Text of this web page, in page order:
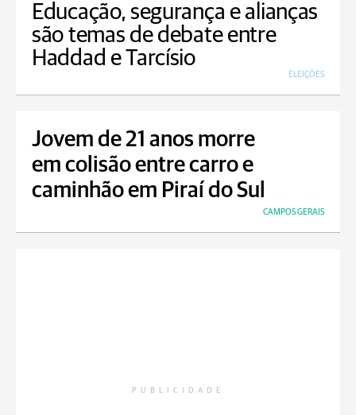
Educação, segurança e alianças
são temas de debate entre
Haddad e Tarcísio
ELEIÇÕES
Jovem de 21 anos morre
em colisão entre carro e
caminhão em Piraí do Sul
CAMPOS GERAIS
PUBLICIDADE